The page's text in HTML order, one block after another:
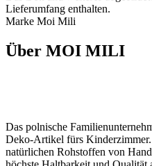
Lieferumfang enthalten.
Marke Moi Mili
Über MOI MILI
Das polnische
Deko-Artikel fürs
natürlichen Rohstoffen von